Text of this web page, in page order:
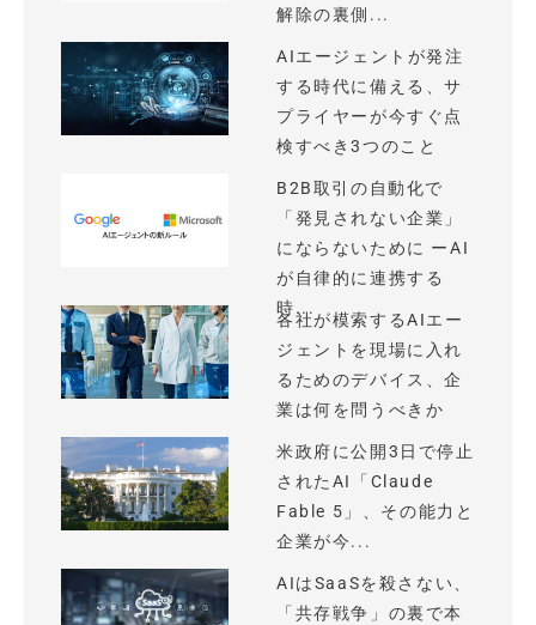
解除の裏側...
AIエージェントが発注
する時代に備える、サ
プライヤーが今すぐ点
検すべき3つのこと
B2B取引の自動化で
「発見されない企業」
にならないために ーAI
が自律的に連携する
時...
各社が模索するAIエー
ジェントを現場に入れ
るためのデバイス、企
業は何を問うべきか
米政府に公開3日で停止
されたAI「Claude
Fable 5」、その能力と
企業が今...
AIはSaaSを殺さない、
「共存戦争」の裏で本